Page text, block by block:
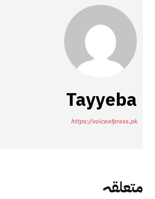
متعلقہ
Tayyeba
https://voiceofpress.pk